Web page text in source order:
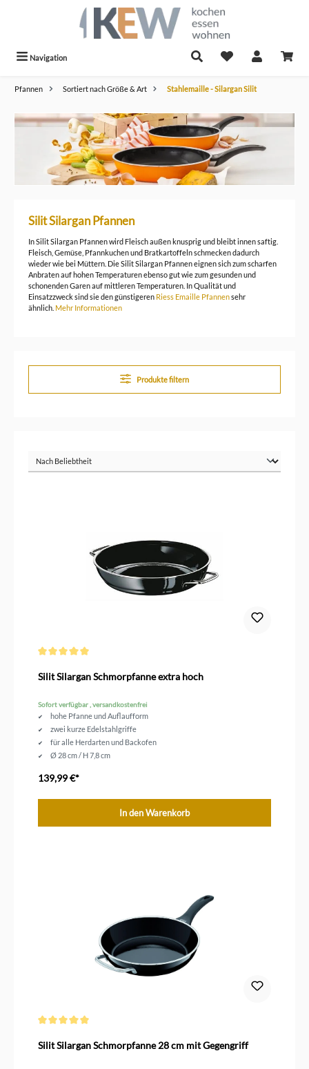
Navigation
Pfannen Sortiert nach Größe & Art Stahlemaille - Silargan Silit
Silit Silargan Pfannen
In Silit Silargan Pfannen wird Fleisch außen knusprig und bleibt innen saftig.
Fleisch, Gemüse, Pfannkuchen und Bratkartoffeln schmecken dadurch
wieder wie bei Müttern. Die Silit Silargan Pfannen eignen sich zum scharfen
Anbraten auf hohen Temperaturen ebenso gut wie zum gesunden und
schonenden Garen auf mittleren Temperaturen. In Qualität und
Einsatzzweck sind sie den günstigeren Riess Emaille Pfannensehr
ähnlich. Mehr Informationen
Produkte filtern
Silit Silargan Schmorpfanne extra hoch
Sofort verfügbar , versandkostenfrei
hohe Pfanne und Auflaufform
zwei kurze Edelstahlgriffe
für alle Herdarten und Backofen
Ø 28 cm / H 7,8 cm
139,99 €*
In den Warenkorb
Silit Silargan Schmorpfanne 28 cm mit Gegengriff